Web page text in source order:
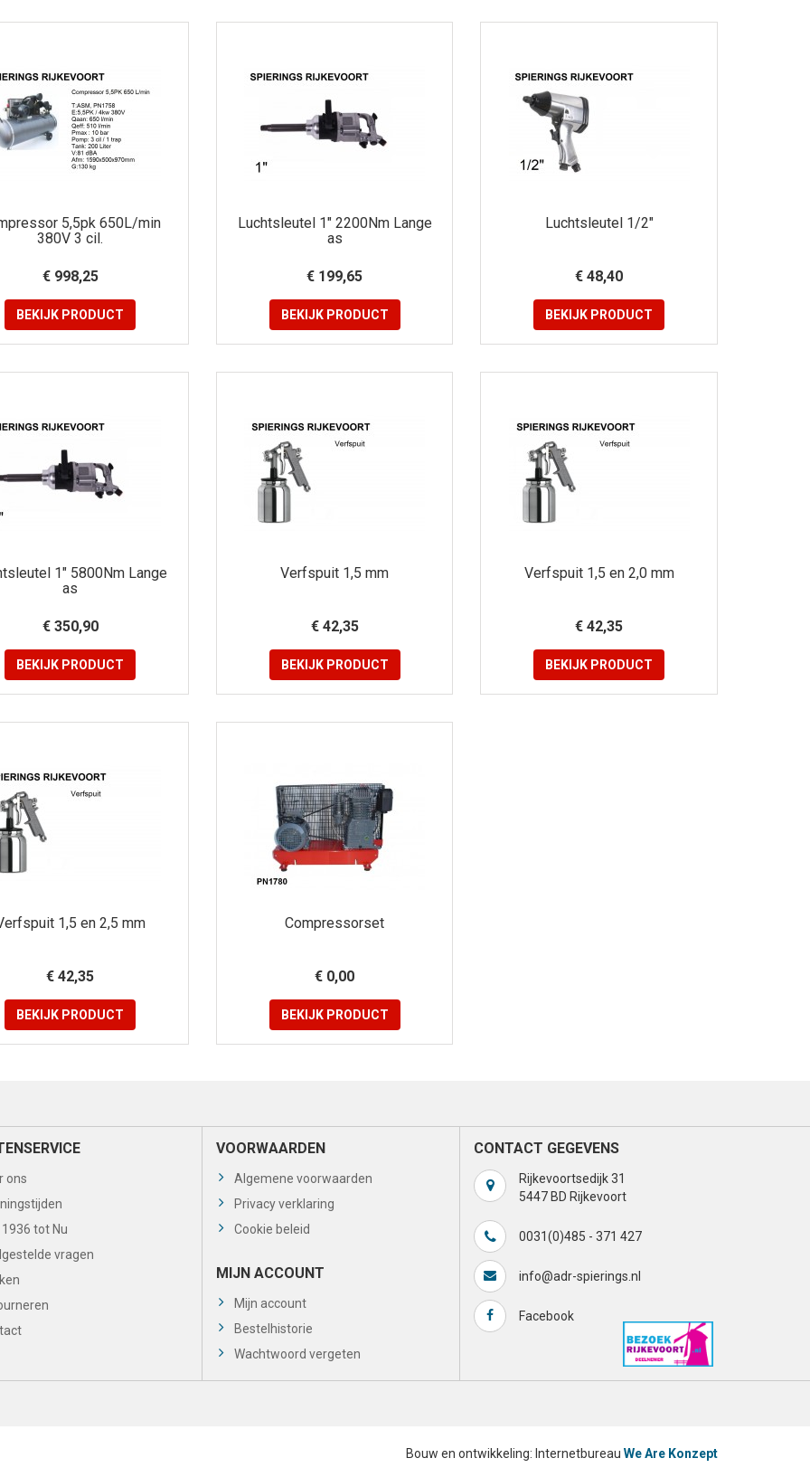
5,5pk 650L/min
380V 3 cil.
€ 998,25
BEKIJK PRODUCT
Luchtsleutel 1" 2200Nm Lange
as
€ 199,65
BEKIJKPRODUCT
Luchtsleutel 1/2"
€ 48,40
BEKIJK PRODUCT
1" 5800Nm Lange
as
€ 350,90
BEKIJK PRODUCT
Verfspuit 1,5 mm
€ 42,35
BEKIJKPRODUCT
Verfspuit 1,5 en 2,0 mm
€ 42,35
BEKIJK PRODUCT
1,5 en 2,5 mm
€ 42,35
BEKIJK PRODUCT
Compressorset
€ 0,00
BEKIJKPRODUCT
ons
tot Nu
vragen
VOORWAARDEN
Algemene voorwaarden
Privacy verklaring
Cookie beleid
MIJN ACCOUNT
Mijn account
Bestelhistorie
Wachtwoord vergeten
CONTACT GEGEVENS
Rijkevoortsedijk 31
5447 BD Rijkevoort
0031(0)485 - 371 427
info@adr-spierings.nl
Facebook
Bouw en ontwikkeling: Internetbureau We Are Konzept